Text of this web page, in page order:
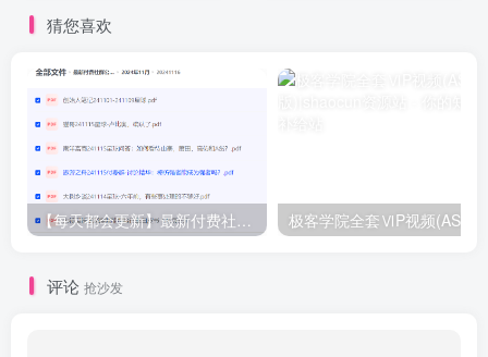
猜您喜欢
【每天都会更新】最新付费社群公众号文章 极客学院全套ⅥP视频(AS版)
评论 抢沙发